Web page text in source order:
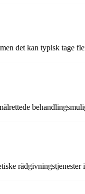
det kan typisk tage
rådgivningstjenester i